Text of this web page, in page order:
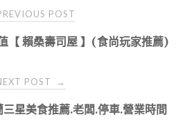
POST
【 賴桑壽司屋 】(食尚玩家推薦)
POST →
三星美食推薦.老闆.停車.營業時間